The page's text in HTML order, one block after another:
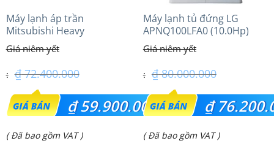
Máy lạnh áp trần
Mitsubishi Heavy
FDE140VG (6.0Hp) Cao cấp
– 3 Pha
₫72.400.000
Giá
gốc
là:
₫59.900.000
Giá
( Đã bao gồm VAT )
Máy lạnh tủ đứng LG
APNQ100LFA0 (10.0Hp)
₫80.000.000
Giá
gốc
là:
₫
Giá
( Đã bao gồm VAT )